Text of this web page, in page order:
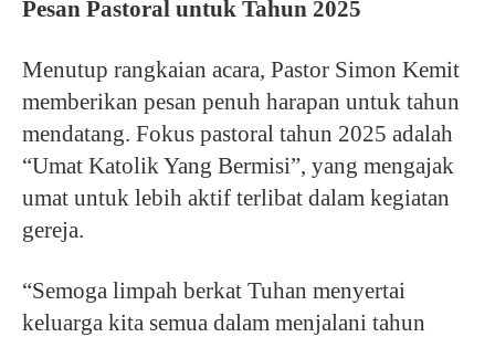
Pesan Pastoral untuk Tahun 2025
Menutup rangkaian acara, Pastor Simon Kemit
memberikan pesan penuh harapan untuk tahun
mendatang. Fokus pastoral tahun 2025 adalah
“Umat Katolik Yang Bermisi”, yang mengajak
umat untuk lebih aktif terlibat dalam kegiatan
gereja.
“Semoga limpah berkat Tuhan menyertai
keluarga kita semua dalam menjalani tahun